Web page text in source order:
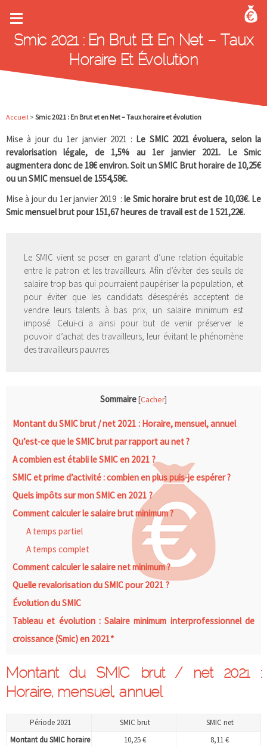
Smic 2021 : En Brut Et En Net – Taux
Horaire Et Évolution
Accueil > Smic 2021 : En Brut et en Net – Taux horaire et évolution
Mise à jour du 1er janvier 2021 : Le SMIC 2021 évoluera, selon la
revalorisation légale, de 1,5% au 1er janvier 2021. Le Smic
augmentera donc de 18€ environ. Soit un SMIC Brut horaire de 10,25€
ou un SMIC mensuel de 1554,58€.
Mise à jour du 1er janvier 2019 :le Smic horaire brut est de 10,03€. Le
Smic mensuel brut pour 151,67 heures de travail est de 1 521,22€.
Le SMIC vient se poser en garant d’une relation équitable
entre le patron et les travailleurs. Afin d’éviter des seuils de
salaire trop bas qui pourraient paupériser la population, et
pour éviter que les candidats désespérés acceptent de
vendre leurs talents à bas prix, un salaire minimum est
imposé. Celui-ci a ainsi pour but de venir préserver le
pouvoir d’achat des travailleurs, leur évitant le phénomène
des travailleurs pauvres.
Sommaire[Cacher]
Montant du SMIC brut / net 2021 : Horaire, mensuel, annuel
Qu’est-ce que le SMIC brut par rapport au net ?
A combien est établi le SMIC en 2021 ?
SMIC et prime d’activité : combien en plus puis-je espérer ?
Quels impôts sur mon SMIC en 2021 ?
Comment calculer le salaire brut minimum ?
A temps partiel
A temps complet
Comment calculer le salaire net minimum ?
Quelle revalorisation du SMIC pour 2021 ?
Évolution du SMIC
Tableau et évolution : Salaire minimum interprofessionnel de
croissance (Smic) en 2021*
Montant du SMIC brut / net 2021 :
Horaire, mensuel, annuel
Période 2021 SMIC brut
SMIC net
Montant du SMIC horaire
10,25 €
8,11 €